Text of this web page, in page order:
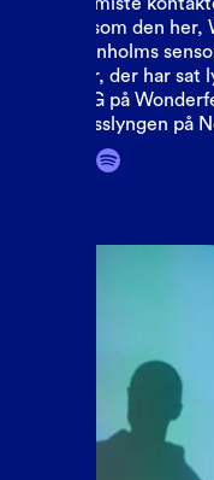
aftener som den
Nordbornholms
kunstner, der har sat
Burhan G på
ved Slotsslyngen på